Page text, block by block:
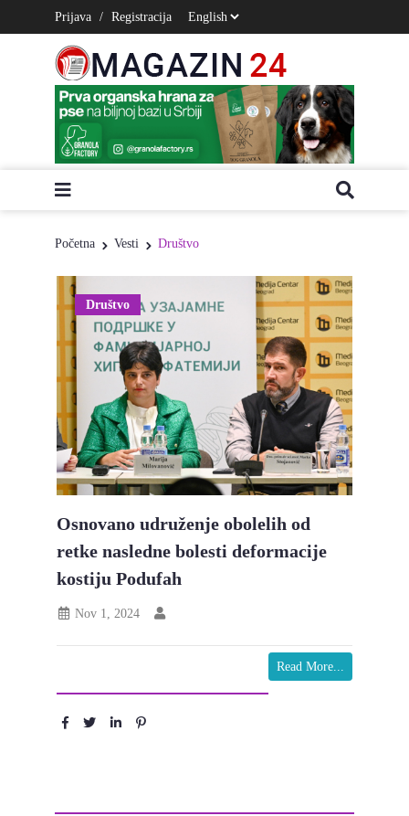
Prijava / Registracija
Početna Vesti Društvo
Društvo
Osnovano udruženje obolelih od
retke nasledne bolesti deformacije
kostiju Podufah
Nov 1, 2024
Read More...